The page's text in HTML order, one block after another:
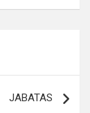
JABATAS